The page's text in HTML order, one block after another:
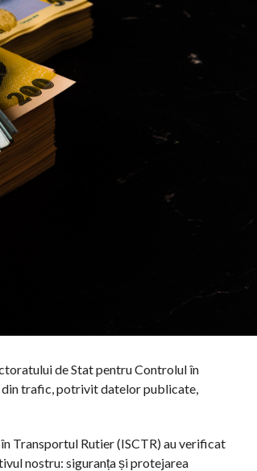
de Stat pentru Controlul în
din trafic, potrivit datelor publicate,
Transportul Rutier (ISCTR) au verificat
nostru: siguranța și protejarea